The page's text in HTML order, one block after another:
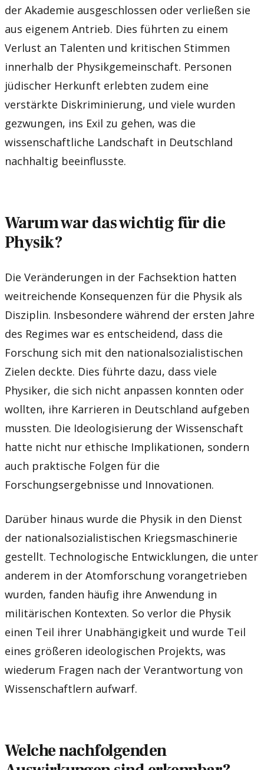
der Akademie ausgeschlossen oder verließen sie
aus eigenem Antrieb. Dies führten zu einem
Verlust an Talenten und kritischen Stimmen
innerhalb der Physikgemeinschaft. Personen
jüdischer Herkunft erlebten zudem eine
verstärkte Diskriminierung, und viele wurden
gezwungen, ins Exil zu gehen, was die
wissenschaftliche Landschaft in Deutschland
nachhaltig beeinflusste.
Warum war das wichtig für die
Physik?
Die Veränderungen in der Fachsektion hatten
weitreichende Konsequenzen für die Physik als
Disziplin. Insbesondere während der ersten Jahre
des Regimes war es entscheidend, dass die
Forschung sich mit den nationalsozialistischen
Zielen deckte. Dies führte dazu, dass viele
Physiker, die sich nicht anpassen konnten oder
wollten, ihre Karrieren in Deutschland aufgeben
mussten. Die Ideologisierung der Wissenschaft
hatte nicht nur ethische Implikationen, sondern
auch praktische Folgen für die
Forschungsergebnisse und Innovationen.
Darüber hinaus wurde die Physik in den Dienst
der nationalsozialistischen Kriegsmaschinerie
gestellt. Technologische Entwicklungen, die unter
anderem in der Atomforschung vorangetrieben
wurden, fanden häufig ihre Anwendung in
militärischen Kontexten. So verlor die Physik
einen Teil ihrer Unabhängigkeit und wurde Teil
eines größeren ideologischen Projekts, was
wiederum Fragen nach der Verantwortung von
Wissenschaftlern aufwarf.
Welche nachfolgenden